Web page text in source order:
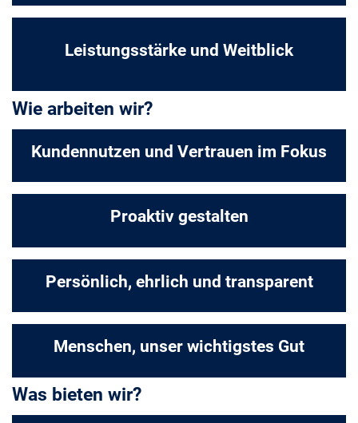
Leistungsstärke und Weitblick
Wie arbeiten wir?
Kundennutzen und Vertrauen im Fokus
Proaktiv gestalten
Persönlich, ehrlich und transparent
Menschen, unser wichtigstes Gut
Was bieten wir?